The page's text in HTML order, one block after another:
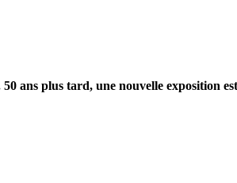
ans plus tard, une nouvelle exposition